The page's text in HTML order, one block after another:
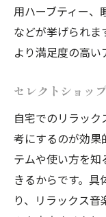
用ハーブティー、
などが挙げられま
より満足度の高い
セレクトショッ
自宅でのリラッ
考にするのが効果
テムや使い方を
きるからです。
り、リラックス